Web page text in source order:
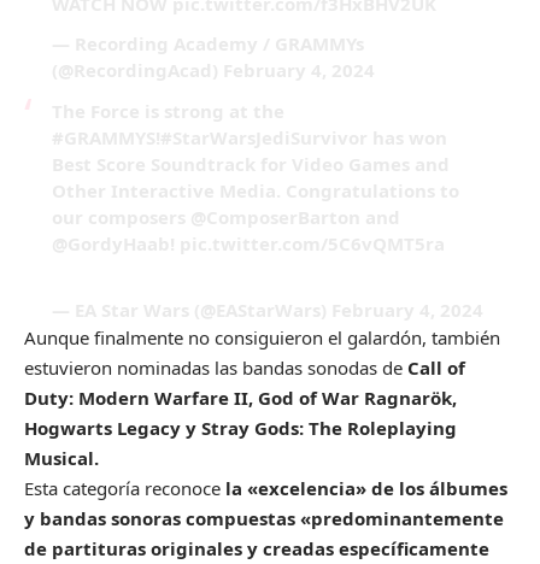
Aunque finalmente no consiguieron el galardón, también
estuvieron nominadas las bandas sonodas de Call of
Duty: Modern Warfare II, God of War Ragnarök,
Hogwarts Legacy y Stray Gods: The Roleplaying
Musical.
Esta categoría reconoce la «excelencia» de los álbumes
y bandas sonoras compuestas «predominantemente
de partituras originales y creadas específicamente